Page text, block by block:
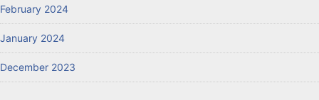
February 2024
January 2024
December 2023